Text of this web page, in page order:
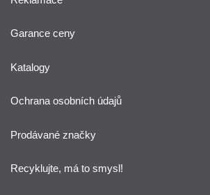
Garance ceny
Katalogy
Ochrana osobních údajů
Prodávané značky
Recyklujte, má to smysl!